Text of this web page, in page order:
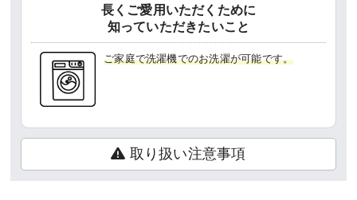
長くご愛用いただくために
知っていただきたいこと
ご家庭で洗濯機でのお洗濯が可能です。
取り扱い注意事項